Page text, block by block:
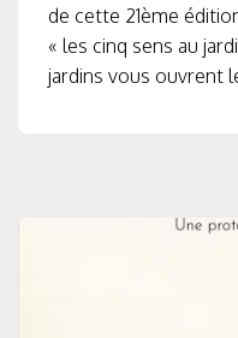
de cette 21ème
« les cinq sens au
jardins vous ouvrent